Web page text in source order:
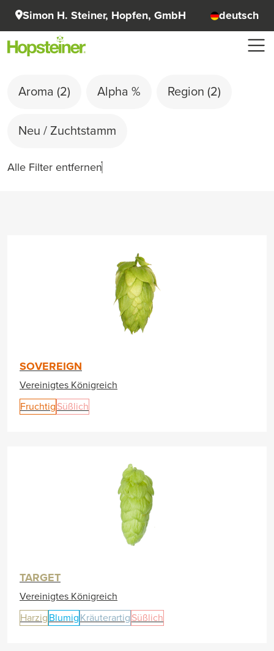
Simon H. Steiner, Hopfen, GmbH deutsch
Aroma (2) Alpha % Region (2)
Neu / Zuchtstamm
Alle Filter entfernen
SOVEREIGN
Vereinigtes Königreich
Fruchtig Süßlich
TARGET
Vereinigtes Königreich
Harzig Blumig Kräuterartig Süßlich